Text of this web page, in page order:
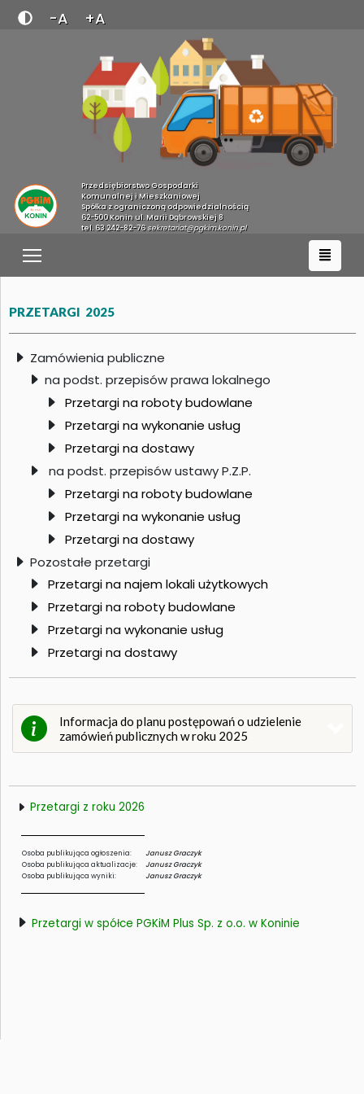
-A +A
Przedsiębiorstwo Gospodarki
Komunalnej i Mieszkaniowej
Spółka z ograniczoną odpowiedzialnością
62-500 Konin ul. Marii Dąbrowskiej 8
tel. 63 242-82-76sekretariat@pgkim.konin.pl
PRZETARGI 2025
Zamówienia publiczne
na podst. przepisów prawa lokalnego
Przetargi na roboty budowlane
Przetargi na wykonanie usług
Przetargi na dostawy
na podst. przepisów ustawy P.Z.P.
Przetargi na roboty budowlane
Przetargi na wykonanie usług
Przetargi na dostawy
Pozostałe przetargi
Przetargi na najem lokali użytkowych
Przetargi na roboty budowlane
Przetargi na wykonanie usług
Przetargi na dostawy
Informacja do planu postępowań o udzielenie
zamówień publicznych w roku 2025
Przetargi z roku 2026
Osoba publikująca ogłoszenia:
Janusz Graczyk
Osoba publikująca aktualizacje:
Janusz Graczyk
Osoba publikująca wyniki:
Janusz Graczyk
Przetargi w spółce PGKiM Plus Sp. z o.o. w Koninie